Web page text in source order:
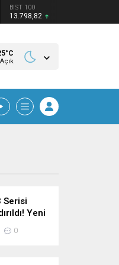
BIST 100
13.798,82
°C
Açık
Serisi
Yeni
0